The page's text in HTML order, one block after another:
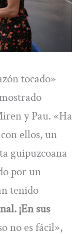
tocado»
y Pau. «Ha
ellos, un
guipuzcoana
por un
tenido
¡En sus
no es fácil»,